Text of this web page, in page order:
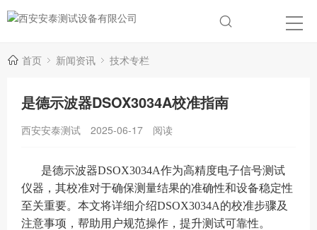
首页 新闻资讯 技术专栏
是德示波器DSOX3034A校准指南
西安安泰测试 2025-06-17 阅读
是德示波器DSOX3034A作为高精度电子信号测试
仪器，其校准对于确保测量结果的准确性和设备稳定性
至关重要。本文将详细介绍DSOX3034A的校准步骤及
注意事项，帮助用户规范操作，提升测试可靠性。